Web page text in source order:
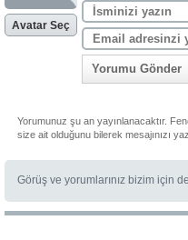
Avatar Seç
Yorumu Gönder
Yorumunuz şu an yayınlanacaktır.
size ait olduğunu bilerek mesajınızı
Görüş ve yorumlarınız bizim için